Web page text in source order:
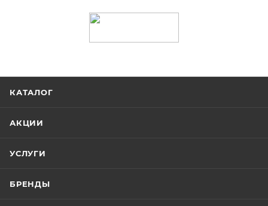
КАТАЛОГ
АКЦИИ
УСЛУГИ
БРЕНДЫ